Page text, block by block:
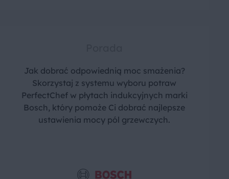
Jak dobrać odpowiednią moc smażenia?
Skorzystaj z systemu wyboru potraw
PerfectChef w płytach indukcyjnych marki
Bosch, który pomoże Ci dobrać najlepsze
ustawienia mocy pól grzewczych.